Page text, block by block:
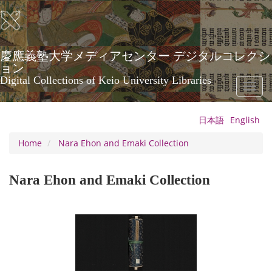
Skip
to
main
content
慶應義塾大学メディアセンター デジタルコレクシ
ョン
Digital Collections of Keio University Libraries
Toggle
日本語 English
Home
Nara Ehon and Emaki Collection
Nara Ehon and Emaki Collection